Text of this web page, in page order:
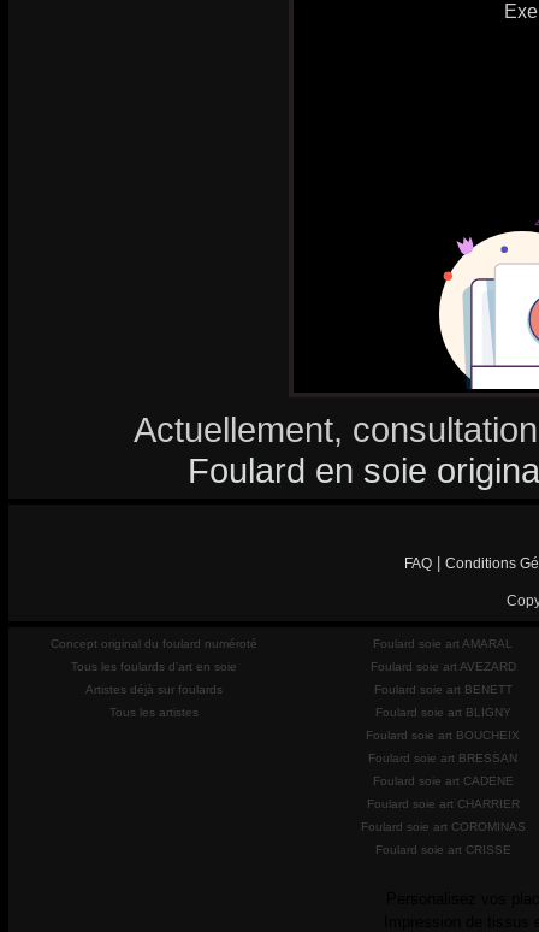
Actuellement,
Foulard en soie
FAQ Conditions
Concept original du foulard numéroté
Tous les foulards d'art en soie
Artistes déjà sur foulards
Tous les artistes
Foulard soie art AMARAL
Foulard soie art AVEZARD
Foulard soie art BENETT
Foulard soie art BLIGNY
Foulard soie art BOUCHEIX
Foulard soie art BRESSAN
Foulard soie art CADENE
Foulard soie art CHARRIER
Foulard soie art COROMINAS
Foulard soie art CRISSE